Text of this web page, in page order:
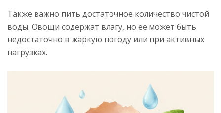
Также важно пить достаточное количество чистой
воды. Овощи содержат влагу, но ее может быть
недостаточно в жаркую погоду или при активных
нагрузках.